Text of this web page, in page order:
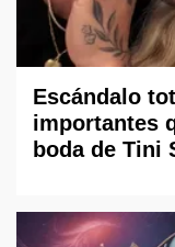
Escándalo
importantes
boda de Tini